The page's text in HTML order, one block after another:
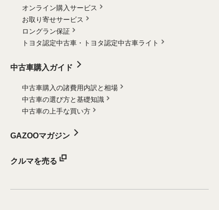
オンライン購入サービス
お取り寄せサービス
ロングラン保証
トヨタ認定中古車・
トヨタ認定中古車ライト
中古車購入ガイド
中古車購入の諸費用内訳と相場
中古車の選び方と基礎知識
中古車の上手な買い方
GAZOOマガジン
クルマを売る